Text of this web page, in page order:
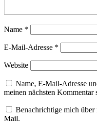
Name *
E-Mail-Adresse *
Website
Name, E-Mail-Adresse
meinen nächsten Kommentar
Benachrichtige mich
Mail.